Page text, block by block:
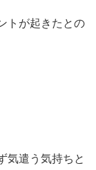
トが起きたとの
気遣う気持ちと